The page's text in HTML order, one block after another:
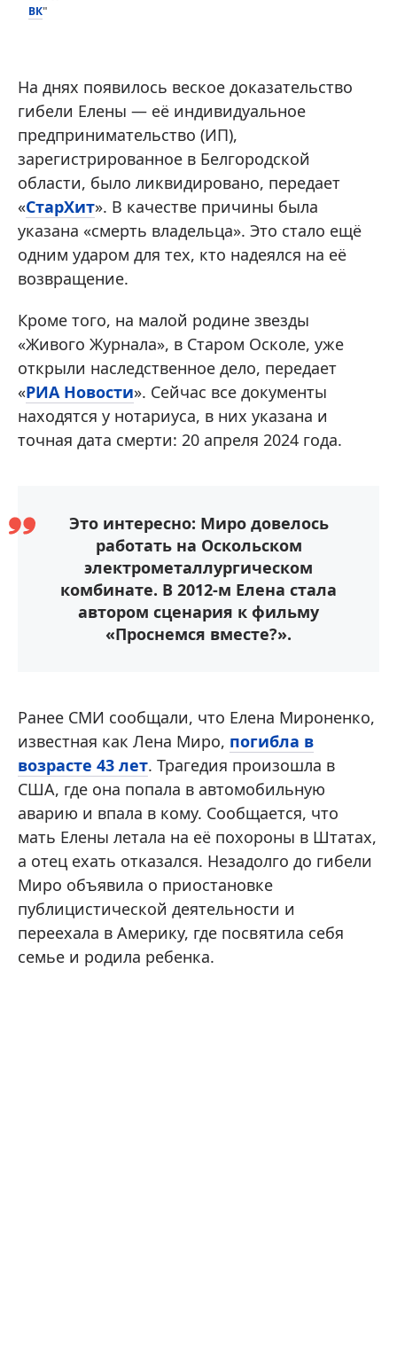
ВК"
На днях появилось веское доказательство
гибели Елены — её индивидуальное
предпринимательство (ИП),
зарегистрированное в Белгородской
области, было ликвидировано, передает
«СтарХит». В качестве причины была
указана «смерть владельца». Это стало ещё
одним ударом для тех, кто надеялся на её
возвращение.
Кроме того, на малой родине звезды
«Живого Журнала», в Старом Осколе, уже
открыли наследственное дело, передает
«РИА Новости». Сейчас все документы
находятся у нотариуса, в них указана и
точная дата смерти: 20 апреля 2024 года.
Это интересно: Миро довелось
работать на Оскольском
электрометаллургическом
комбинате. В 2012-м Елена стала
автором сценария к фильму
«Проснемся вместе?».
Ранее СМИ сообщали, что Елена Мироненко,
известная как Лена Миро, погибла в
возрасте 43 лет. Трагедия произошла в
США, где она попала в автомобильную
аварию и впала в кому. Сообщается, что
мать Елены летала на её похороны в Штатах,
а отец ехать отказался. Незадолго до гибели
Миро объявила о приостановке
публицистической деятельности и
переехала в Америку, где посвятила себя
семье и родила ребенка.